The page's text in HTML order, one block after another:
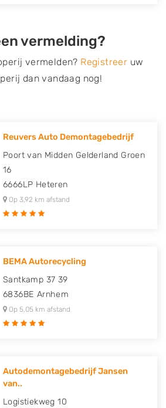
vermelding?
vermelden? Registreer uw
dan vandaag nog!
Reuvers Auto Demontagebedrijf
Poort van Midden Gelderland Groen
16
6666LP Heteren
Op 3,92 km afstand
BEMA Autorecycling
Santkamp 37 39
6836BE Arnhem
Op 5,05 km afstand
Autodemontagebedrijf Jansen
van..
Logistiekweg 10